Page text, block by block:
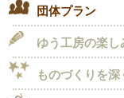
団体プラン
ゆう工房の楽し
ものづくりを深